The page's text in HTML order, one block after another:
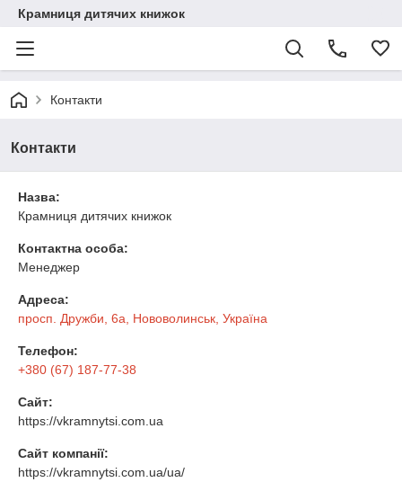
Крамниця дитячих книжок
Контакти
Контакти
Назва:
Крамниця дитячих книжок
Контактна особа:
Менеджер
Адреса:
просп. Дружби, 6а, Нововолинськ, Україна
Телефон:
+380 (67) 187-77-38
Сайт:
https://vkramnytsi.com.ua
Сайт компанії:
https://vkramnytsi.com.ua/ua/